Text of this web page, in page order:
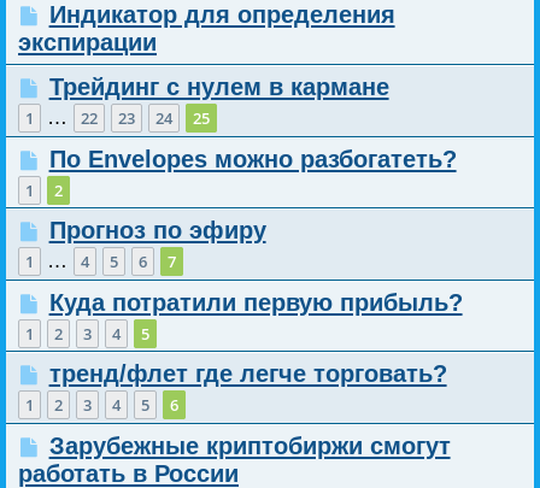
Индикатор для определения
экспирации
Трейдинг с нулем в кармане
1 … 22 23 24 25
По Envelopes можно разбогатеть?
1 2
Прогноз по эфиру
1 … 4 5 6 7
Куда потратили первую прибыль?
1 2 3 4 5
тренд/флет где легче торговать?
1 2 3 4 5 6
Зарубежные криптобиржи смогут
работать в России